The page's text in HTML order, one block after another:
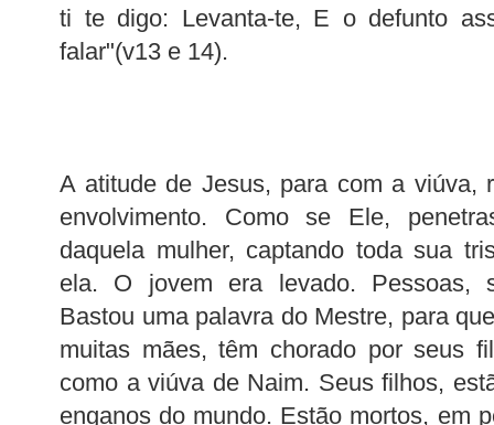
ti te digo: Levanta-te, E o defunto
falar"(v13 e 14).
A atitude de Jesus, para com a viúva,
envolvimento. Como se Ele,
daquela mulher, captando toda sua
ela. O jovem era levado. Pessoas,
Bastou uma palavra do Mestre, para
muitas mães, têm chorado por seus
como a viúva de Naim. Seus filhos,
enganos do mundo. Estão mortos, em